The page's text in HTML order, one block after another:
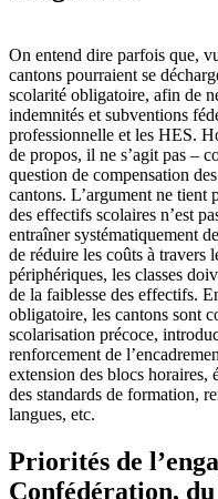
On entend dire parfois que,
cantons pourraient se
scolarité obligatoire, afin de
indemnités et subventions
professionnelle et les HES.
de propos, il ne s’agit pas –
question de compensation
cantons. L’argument ne
des effectifs scolaires n’est
entraîner systématiquement
de réduire les coûts à travers
périphériques, les classes
de la faiblesse des effectifs.
obligatoire, les cantons sont
scolarisation précoce,
renforcement de
extension des blocs horaires,
des standards de formation,
langues, etc.
Priorités de
Confédération,